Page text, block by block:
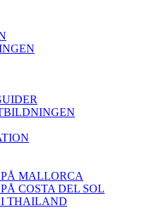
MALLORCA
COSTA DEL SOL
THAILAND